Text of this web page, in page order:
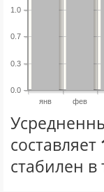
янв фев
0.0
0.3
0.7
1.0
составляет
стабилен в